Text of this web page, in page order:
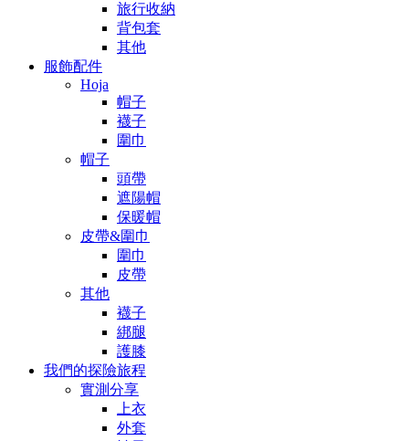
旅行收納
背包套
其他
服飾配件
Hoja
帽子
襪子
圍巾
帽子
頭帶
遮陽帽
保暖帽
皮帶&圍巾
圍巾
皮帶
其他
襪子
綁腿
護膝
我們的探險旅程
實測分享
上衣
外套